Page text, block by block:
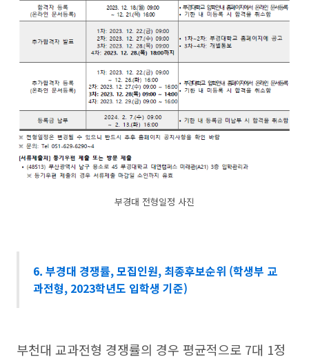
부경대 전형일정 사진
6. 부경대 경쟁률, 모집인원, 최종후보순위 (학생부 교
과전형, 2023학년도 입학생 기준)
부천대 교과전형 경쟁률의 경우 평균적으로 7대 1정